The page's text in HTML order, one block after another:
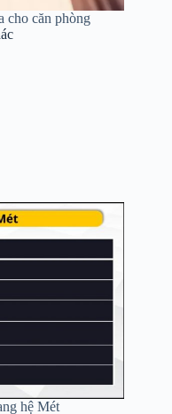
cho căn phòng
hệ Mét